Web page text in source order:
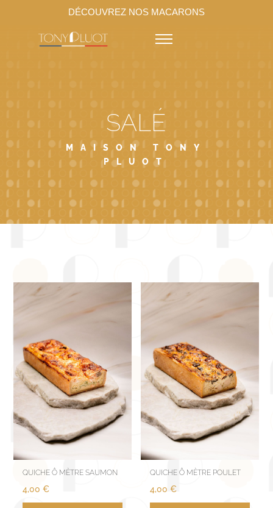
DÉCOUVREZ NOS MACARONS
SALÉ
MAISON TONY
PLUOT
QUICHE Ô MÈTRE SAUMON
4,00€
QUICHE Ô MÈTRE POULET
4,00€